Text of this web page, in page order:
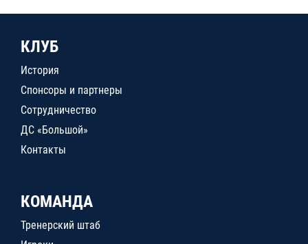
КЛУБ
История
Спонсоры и партнеры
Сотрудничество
ДС «Большой»
Контакты
КОМАНДА
Тренерский штаб